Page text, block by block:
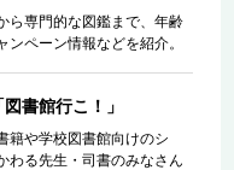
ら専門的な図鑑まで、年齢
ペーン情報などを紹介。
書館行こ！」
籍や学校図書館向けのシ
わる先生・司書のみなさん